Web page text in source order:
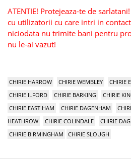
ATENTIE! Protejeaza-te de
cu utilizatorii cu care intri in
niciodata nu trimite bani pentru
nu le-ai vazut!
CHIRIE HARROW CHIRIE WEMBLEY CHIRIE
CHIRIE ILFORD
CHIRIE BARKING CHIRIE
CHIRIE EAST HAM
CHIRIE DAGENHAM
HEATHROW
CHIRIE COLINDALE CHIRIE
CHIRIE BIRMINGHAM
CHIRIE SLOUGH